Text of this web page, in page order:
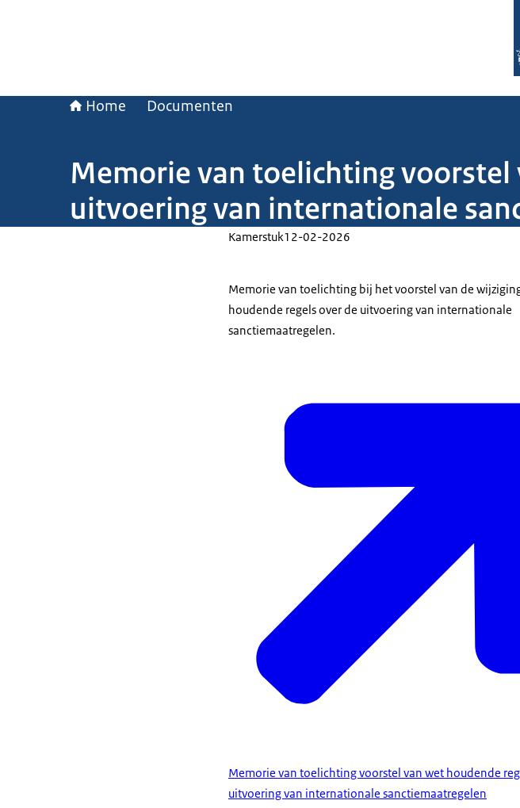
Home Documenten
Memorie van toelichting
uitvoering van internationale
Kamerstuk12-02-2026
Memorie van toelichting bij het voorstel van de
houdende regels over de uitvoering van internationale
sanctiemaatregelen.
Memorie van toelichting voorstel van wet houdende
uitvoering van internationale sanctiemaatregelen